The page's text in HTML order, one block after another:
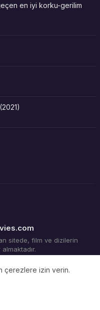
en iyi korku-gerilim
sitede, film ve dizilerin
2026
çerezlere izin verin.